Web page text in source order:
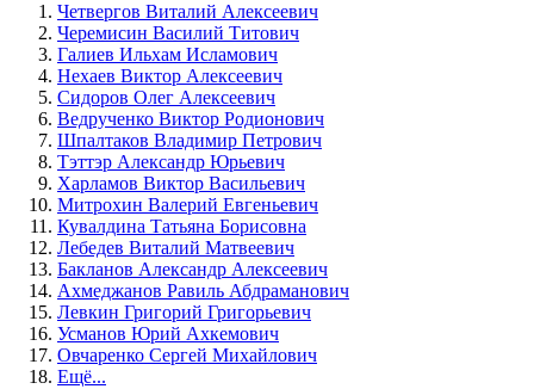
Четвергов Виталий Алексеевич
Черемисин Василий Титович
Галиев Ильхам Исламович
Нехаев Виктор Алексеевич
Сидоров Олег Алексеевич
Ведрученко Виктор Родионович
Шпалтаков Владимир Петрович
Тэттэр Александр Юрьевич
Харламов Виктор Васильевич
Митрохин Валерий Евгеньевич
Кувалдина Татьяна Борисовна
Лебедев Виталий Матвеевич
Бакланов Александр Алексеевич
Ахмеджанов Равиль Абдраманович
Левкин Григорий Григорьевич
Усманов Юрий Ахкемович
Овчаренко Сергей Михайлович
Ещё...